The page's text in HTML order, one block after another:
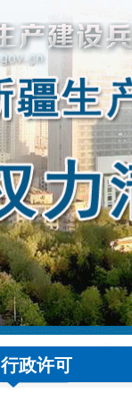
行政许可